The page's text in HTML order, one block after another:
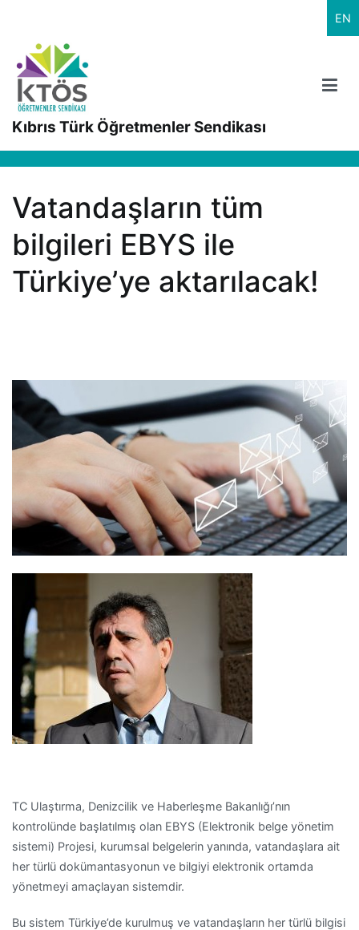
EN
Kıbrıs Türk Öğretmenler Sendikası
Vatandaşların tüm
bilgileri EBYS ile
Türkiye’ye aktarılacak!
TC Ulaştırma, Denizcilik ve Haberleşme Bakanlığı’nın
kontrolünde başlatılmış olan EBYS (Elektronik belge yönetim
sistemi) Projesi, kurumsal belgelerin yanında, vatandaşlara ait
her türlü dokümantasyonun ve bilgiyi elektronik ortamda
yönetmeyi amaçlayan sistemdir.
Bu sistem Türkiye’de kurulmuş ve vatandaşların her türlü bilgisi